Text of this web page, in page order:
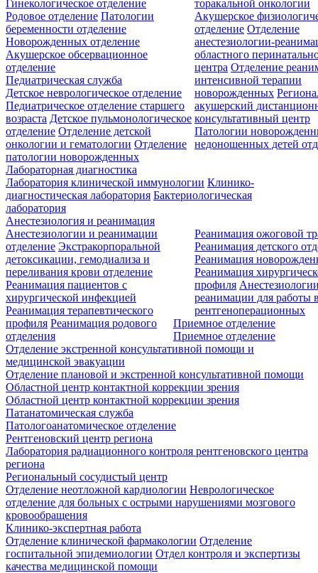
торакальной онкологии
Гинекологическое отделение
Родовое отделение Патологии
беременности отделение
Новорожденных отделение
Акушерское обсервационное
отделение
Акушерское
отделение Отделение
анестезиологии-
областного
центра Отделение
интенсивной терапии
новорожденных
акушерский
консультативный центр
Патологии
недоношенных детей
Педиатрическая служба
Детское неврологическое отделение
Педиатрическое отделение старшего
возраста Детское пульмонологическое
отделение Отделение детской
онкологии и гематологии Отделение
патологии новорожденных
Лабораторная диагностика
Лаборатория клинической иммунологии Клинико-
диагностическая лаборатория Бактериологическая
лаборатория
Анестезиология и реанимация
Анестезиологии и реанимации
отделение Экстракорпоральной
детоксикации, гемодиализа и
переливания крови отделение
Реанимация пациентов с
хирургической инфекцией
Реанимация терапевтического
профиля Реанимация родового
отделения
Реанимация ожоговой
Реанимация детского
Реанимация
Реанимация
профиля
реанимации для работы
рентгеноперационных
Приемное отделение
Приемное отделение
Отделение экстренной консультативной помощи и
медицинской эвакуации
Отделение плановой и экстренной консультативной помощи
Областной центр контактной коррекции зрения
Областной центр контактной коррекции зрения
Патанатомическая служба
Патологоанатомическое отделение
Рентгеновский центр региона
Лаборатория радиационного контроля рентгеновского центра
региона
Региональный сосудистый центр
Отделение неотложной кардиологии Неврологическое
отделение для больных с острыми нарушениями мозгового
кровообращения
Клинико-экспертная работа
Отделение клинической фармакологии Отделение
госпитальной эпидемиологии Отдел контроля и экспертизы
качества медицинской помощи